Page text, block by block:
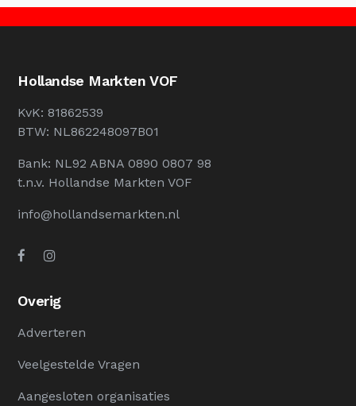
Hollandse Markten VOF
KvK: 81862539
BTW: NL862248097B01
Bank: NL92 ABNA 0890 0807 98
t.n.v. Hollandse Markten VOF
info@hollandsemarkten.nl
Overig
Adverteren
Veelgestelde Vragen
Aangesloten organisaties